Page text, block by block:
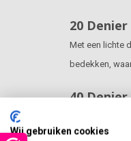
20
Met een lichte
bedekken,
40
Deze denier
outfit, terwijl ze
Wij gebruiken cookies